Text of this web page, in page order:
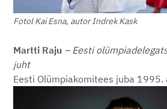
Fotol Kai Esna, autorIndrek Kask
Martti Raju – Eesti
juht
Eesti Olümpiakomitees juba 1995.